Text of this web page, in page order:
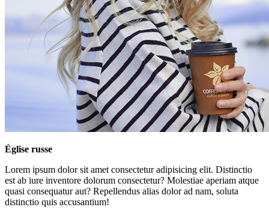
Église russe
Lorem ipsum dolor sit amet consectetur adipisicing elit. Distinctio
est ab iure inventore dolorum consectetur? Molestiae aperiam atque
quasi consequatur aut? Repellendus alias dolor ad nam, soluta
distinctio quis accusantium!